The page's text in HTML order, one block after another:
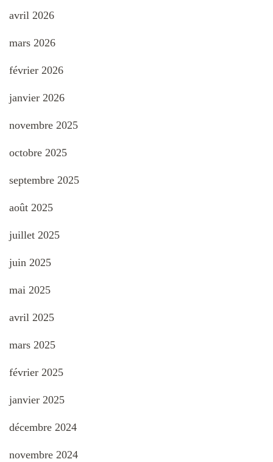
avril 2026
mars 2026
février 2026
janvier 2026
novembre 2025
octobre 2025
septembre 2025
août 2025
juillet 2025
juin 2025
mai 2025
avril 2025
mars 2025
février 2025
janvier 2025
décembre 2024
novembre 2024